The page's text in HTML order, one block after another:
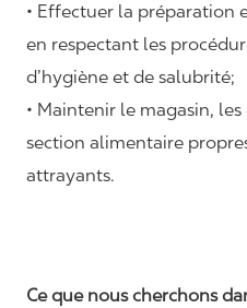
• Effectuer la préparation
en respectant les
d’hygiène et de salubrité;
• Maintenir le magasin,
section alimentaire
attrayants.
Ce que nous cherchons